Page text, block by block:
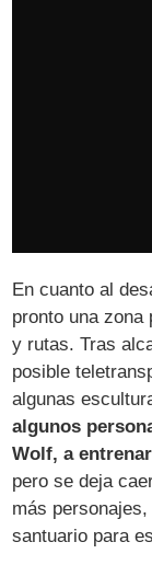
En cuanto al
pronto una
y rutas. Tras
posible
algunas
algunos
Wolf, a
pero se deja
más
santuario para